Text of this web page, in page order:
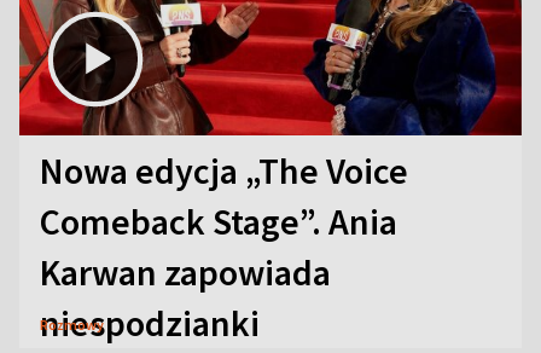
Nowa edycja „The Voice
Comeback Stage”. Ania
Karwan zapowiada
niespodzianki
Rozmowy